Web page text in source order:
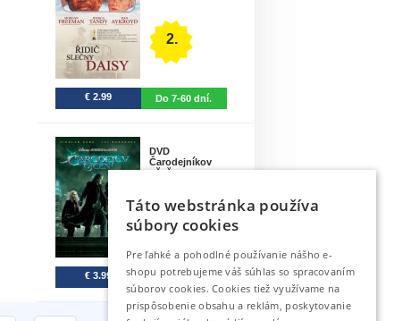
2.
€ 2.99 Do 7-60 dní.
DVD
Čarodejníkov
učeň
€ 3.99 Do 7 dní.
Táto webstránka používa
súbory cookies
Pre ľahké a pohodlné používanie nášho e-
shopu potrebujeme váš súhlas so spracovaním
súborov cookies. Cookies tiež využívame na
prispôsobenie obsahu a reklám, poskytovanie